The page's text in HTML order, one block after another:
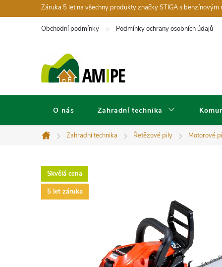
na
Záruka 5 let na všechny produkty značky STIGA s benzínovým
Obchodní podmínky Podmínky ochrany osobních údajů
O nás Zahradní technika
Domů
Zahradní technika Řetězové pily Motorové
Skvělá cena
5 let záruka